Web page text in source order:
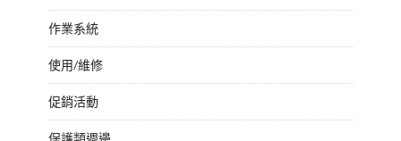
作業系統
使用/維修
促銷活動
保護類週邊